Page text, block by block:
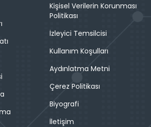
Kişisel Verilerin Korunması
Politikası
İzleyici Temsilcisi
Kullanım Koşulları
Aydınlatma Metni
Çerez Politikası
Biyografi
İletişim